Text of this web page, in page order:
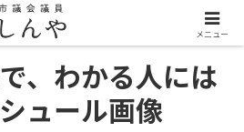
、わかる人には
ュール画像
メニュー